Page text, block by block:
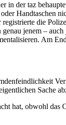
in der taz
Handtaschen
die
jenem –
Am
Sache
hat, obwohl